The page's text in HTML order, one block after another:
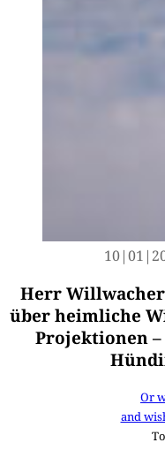
Herr
über heimliche
Projektionen
Or
and